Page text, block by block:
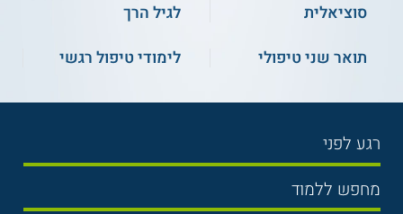
סוציאלית
לגיל הרך
תואר שני טיפולי
לימודי טיפול רגשי
רגע לפני
בחירת לימודים
מחפש ללמוד